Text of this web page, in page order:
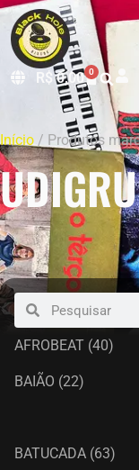
R$0,00 0
Início / Produtos
AFROBEAT (40)
BAIÃO (22)
BATUCADA (63)